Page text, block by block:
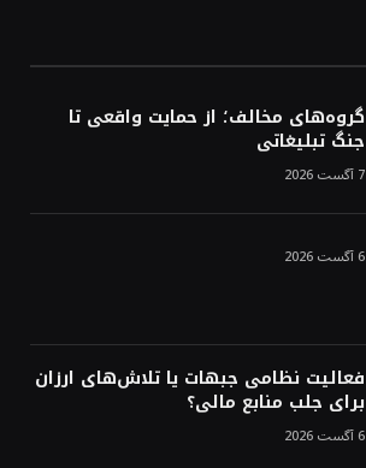
گروه‌های مخالف؛ از حمایت واقعی تا
جنگ تبلیغاتی
7 آگست 2026
6 آگست 2026
فعالیت نظامی جبهات یا تلاش‌های ارزان
برای جلب منابع مالی؟
6 آگست 2026